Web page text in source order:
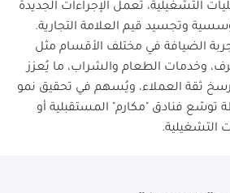
التشغيلية، تعمل الإجراءات الجديدة
وتجسيد قيم العلامة التجارية.
الضيافة في مختلف الأقسام مثل
وخدمات الطعام والشراب، ما يُعزز
ثقة العملاء، ويُسهم في تحقيق نمو
فنادق "مكارم" المستقبلية أو
التشغيلية.